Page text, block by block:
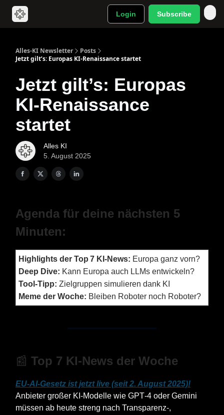
Login Subscribe
Alles-KI Newsletter
Posts
Jetzt gilt’s: Europas KI-Renaissance startet
Jetzt gilt’s: Europas
KI-Renaissance
startet
Alles KI
5. August 2025
Agenda für deine nächsten 5
Minuten:
Highlights der Top 7 KI‑News: Europa ganz vorn?
Deep Dive: Kann Europa auch LLMs entwickeln?
Tool-Tipp: Zielgruppen simulieren dank KI
Meme der Woche: Bleiben Roboter noch Roboter?
📰 Top 7 KI-News der Woche
EU‑AI‑Gesetz ist jetzt live (seit 2. August 2025)!
Anbieter großer KI‑Modelle wie GPT‑4 oder Gemini
müssen ab heute streng nach Transparenz-,